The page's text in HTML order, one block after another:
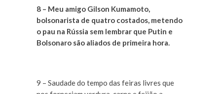
8 – Meu amigo Gilson Kumamoto,
bolsonarista de quatro costados, metendo
o pau na Rússia sem lembrar que Putin e
Bolsonaro são aliados de primeira hora.
9 – Saudade do tempo das feiras livres que